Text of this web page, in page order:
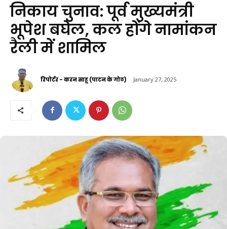
निकाय चुनाव: पूर्व मुख्यमंत्री
भूपेश बघेल, कल होंगे नामांकन
रैली में शामिल
रिपोर्टर - करन साहू (पाटन के गोठ) January 27, 2025